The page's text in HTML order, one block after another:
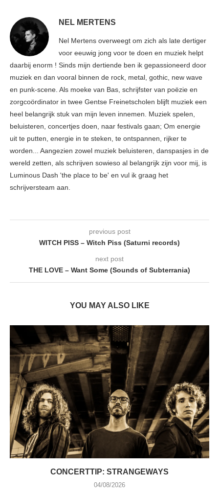
NEL MERTENS
Nel Mertens overweegt om zich als late dertiger
voor eeuwig jong voor te doen en muziek helpt
daarbij enorm ! Sinds mijn dertiende ben ik gepassioneerd door
muziek en dan vooral binnen de rock, metal, gothic, new wave
en punk-scene. Als moeke van Bas, schrijfster van poëzie en
zorgcoördinator in twee Gentse Freinetscholen blijft muziek een
heel belangrijk stuk van mijn leven innemen. Muziek spelen,
beluisteren, concertjes doen, naar festivals gaan; Om energie
uit te putten, energie in te steken, te ontspannen, rijker te
worden... Aangezien zowel muziek beluisteren, danspasjes in de
wereld zetten, als schrijven sowieso al belangrijk zijn voor mij, is
Luminous Dash 'the place to be' en vul ik graag het
schrijversteam aan.
previous post
WITCH PISS – Witch Piss (Saturni records)
next post
THE LOVE – Want Some (Sounds of Subterrania)
YOU MAY ALSO LIKE
CONCERTTIP: STRANGEWAYS
04/08/2026